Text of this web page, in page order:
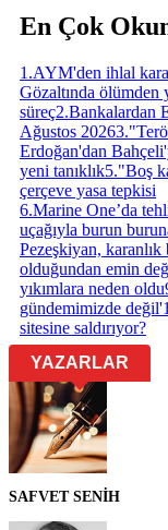
En Çok
1 .AYM'den ihlal
Gözaltında ölümden
süreç2.Bankalardan
Ağustos 20263.
Erdoğan'dan
yeni tanıklık5."Boş
çerçeve yasa tepkisi
6.Marine One’da
uçağıyla burun
Pezeşkiyan,
olduğundan emin
yıkımlara neden oldu
gündemimizde değil'
sitesine saldırıyor?
YAZARLAR
SAFVET SENİH